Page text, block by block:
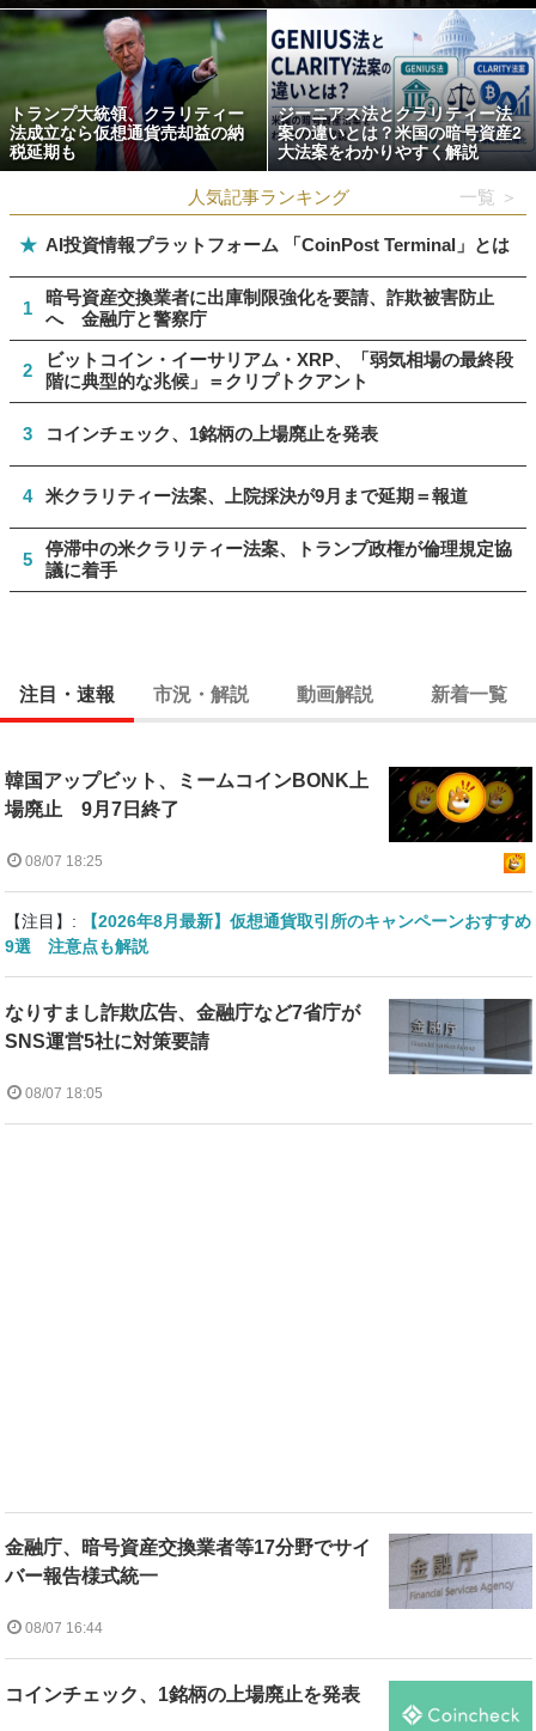
トランプ大統領、クラリティー
法成立なら仮想通貨売却益の納
税延期も
ジーニアス法とクラリティー法
案の違いとは？米国の暗号資産2
大法案をわかりやすく解説
人気記事ランキング 一覧 ＞
★ AI投資情報プラットフォーム 「CoinPost Terminal」とは
1
暗号資産交換業者に出庫制限強化を要請、詐欺被害防止
へ 金融庁と警察庁
2
ビットコイン・イーサリアム・XRP、「弱気相場の最終段
階に典型的な兆候」＝クリプトクアント
3 コインチェック、1銘柄の上場廃止を発表
4 米クラリティー法案、上院採決が9月まで延期＝報道
5
停滞中の米クラリティー法案、トランプ政権が倫理規定協
議に着手
注目・速報 市況・解説 動画解説 新着一覧
韓国アップビット、ミームコインBONK上
場廃止 9月7日終了
08/07 18:25
【注目】:
【2026年8月最新】仮想通貨取引所のキャンペーンおすすめ
9選 注意点も解説
なりすまし詐欺広告、金融庁など7省庁が
SNS運営5社に対策要請
08/07 18:05
金融庁、暗号資産交換業者等17分野でサイ
バー報告様式統一
08/07 16:44
コインチェック、1銘柄の上場廃止を発表